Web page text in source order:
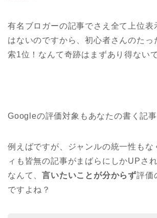
有名ブロガーの記事でさえ全て上位表
はないのですから、初心者さんのたっ
索1位！なんて奇跡はまずあり得ない
Googleの評価対象もあなたの書く記事
例えばですが、ジャンルの統一性もな
ィも皆無の記事がまばらにしかUPさ
なんて、言いたいことが分からず評価
ですよね？